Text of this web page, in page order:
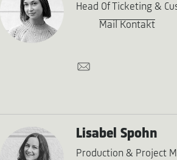
Head Of Ticketing &
Mail Kontakt
Lisabel Spohn
Production & Project